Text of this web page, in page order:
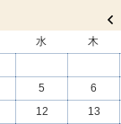
水 木
5 6
12 13